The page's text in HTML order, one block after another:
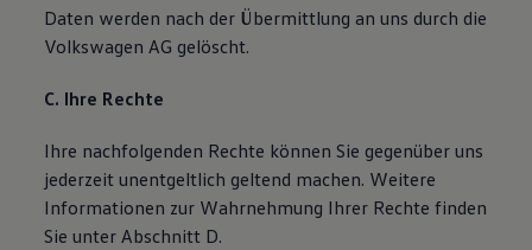
Daten werden nach der Übermittlung an uns durch die
Volkswagen AG gelöscht.
C. Ihre Rechte
Ihre nachfolgenden Rechte können Sie gegenüber uns
jederzeit unentgeltlich geltend machen. Weitere
Informationen zur Wahrnehmung Ihrer Rechte finden
Sie unter Abschnitt D.